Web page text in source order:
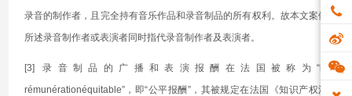
录音的制作者，且完全持有音乐作品和录音制品的所有权利。故本文案例
所述录音制作者或表演者同时指代录音制作者及表演者。
[3] 录音制品的广播和表演报酬在法国被称为“la
rémunérationéquitable”，即“公平报酬”，其被规定在法国《知识产权法